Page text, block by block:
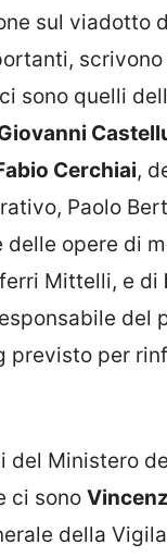
sul viadotto
scrivono
sono quelli
Cerchiai,
Paolo
delle opere di
Mittelli, e di
del
previsto per
del Ministero
ci sono
della